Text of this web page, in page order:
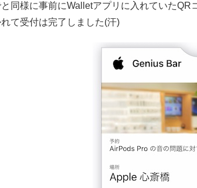
同様に事前にWalletアプリに入れていた
て受付は完了しました(汗)